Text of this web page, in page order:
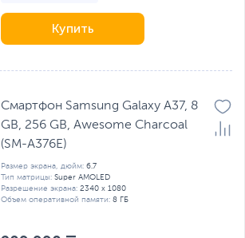
Купить
Смартфон Samsung Galaxy A37, 8
GB, 256 GB, Awesome Charcoal
(SM-A376E)
Размер экрана, дюйм: 6.7
Тип матрицы: Super AMOLED
Разрешение экрана: 2340 x 1080
Объем оперативной памяти: 8 ГБ